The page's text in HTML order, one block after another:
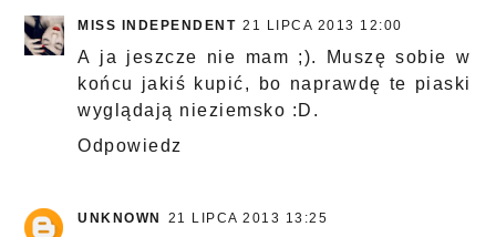
MISS INDEPENDENT 21 LIPCA 2013 12:00
A ja jeszcze nie mam ;). Muszę sobie w
końcu jakiś kupić, bo naprawdę te piaski
wyglądają nieziemsko :D.
Odpowiedz
UNKNOWN 21 LIPCA 2013 13:25